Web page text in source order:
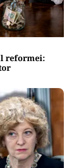
reformei: